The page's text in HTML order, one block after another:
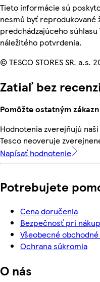
Tieto informácie sú
nesmú byť reprodukované
predchádzajúceho
náležitého potvrdenia.
© TESCO STORES SR, a.s.
Zatiaľ bez
Pomôžte ostatným
Hodnotenia zverejňujú
Tesco neoveruje
Napísať hodnotenie
Potrebujete
Cena doručenia
Bezpečnosť pri
Všeobecné
Ochrana súkromia
O nás